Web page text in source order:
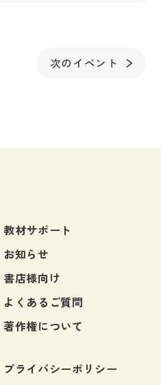
次のイベント
教材サポート
お知らせ
書店様向け
よくあるご質問
著作権について
プライバシーポリシー